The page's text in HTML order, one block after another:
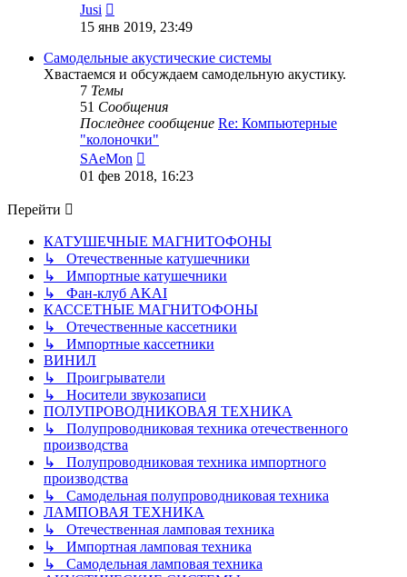
Jusi
к
последнему
сообщению
15 янв 2019, 23:49
Самодельные акустические системы
Хвастаемся и обсуждаем самодельную акустику.
7 Темы
51 Сообщения
Последнее сообщение Re: Компьютерные
"колоночки"
SAeMon
к
последнему
01 фев 2018, 16:23
Перейти
КАТУШЕЧНЫЕ МАГНИТОФОНЫ
↳ Отечественные катушечники
↳ Импортные катушечники
↳ Фан-клуб AKAI
КАССЕТНЫЕ МАГНИТОФОНЫ
↳ Отечественные кассетники
↳ Импортные кассетники
ВИНИЛ
↳ Проигрыватели
↳ Носители звукозаписи
ПОЛУПРОВОДНИКОВАЯ ТЕХНИКА
↳ Полупроводниковая техника отечественного
производства
↳ Полупроводниковая техника импортного
производства
↳ Самодельная полупроводниковая техника
ЛАМПОВАЯ ТЕХНИКА
↳ Отечественная ламповая техника
↳ Импортная ламповая техника
↳ Самодельная ламповая техника